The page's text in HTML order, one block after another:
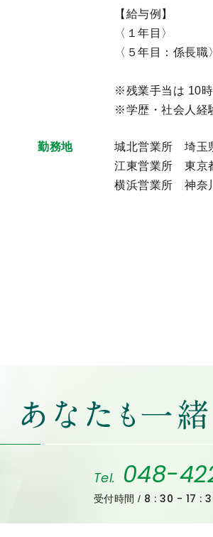
【給与例】
〈１年目〉
〈５年目：係長
※残業手当は 10
※学歴・社会人経
勤務地
城北営業所 埼玉
江東営業所 東京
横浜営業所 神奈
Tel. 048-
受付時間 / 8 : 30 - 17 :